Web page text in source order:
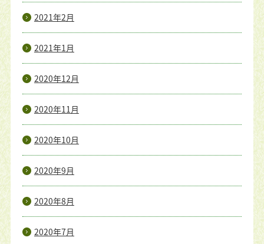
2021年2月
2021年1月
2020年12月
2020年11月
2020年10月
2020年9月
2020年8月
2020年7月